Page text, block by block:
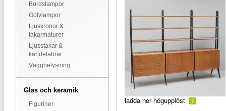
Bordslampor
Golvlampor
Ljuskronor &
takarmaturer
Ljusstakar &
kandelabrar
Väggbelysning
Glas och keramik
Figuriner
ladda ner högupplöst